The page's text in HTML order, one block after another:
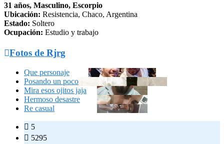
31 años, Masculino, Escorpio
Ubicación: Resistencia, Chaco, Argentina
Estado: Soltero
Ocupación: Estudio y trabajo
Fotos de Rjrg
Que personaje
Posando un poco
Mira esos ojitos jaja
Hermoso desastre
Re casual
 5
 5295